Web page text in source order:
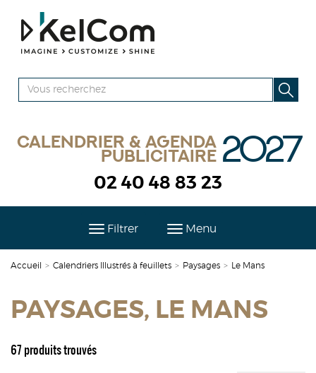
Calendrier & agenda
publicitaire 2027
02 40 48 83 23
Filtrer Menu
Accueil > Calendriers Illustrés à feuillets > Paysages > Le Mans
PAYSAGES, LE MANS
67 produits trouvés